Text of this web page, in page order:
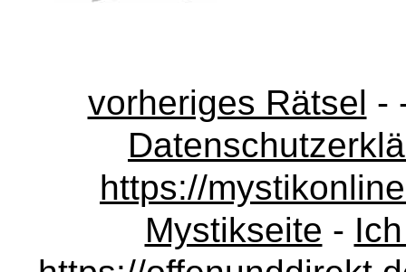
vorheriges Rätsel -
https://
Mystikseite -